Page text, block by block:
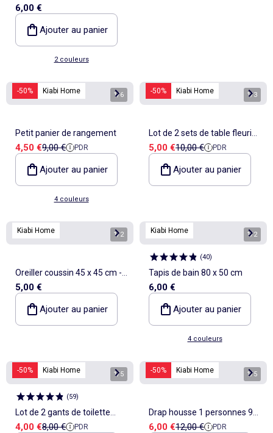
6,00 €
Ajouter au panier
2 couleurs
-50% Kiabi Home 1/6
Petit panier de rangement
Prix de vente
4,50 €Prix de référence
9,00 € PDR
Ajouter au panier
4 couleurs
-50% Kiabi Home 1/3
Lot de 2 sets de table fleuris
(32x45 cm)
Prix de vente
5,00 €Prix de référence
10,00 € PDR
Ajouter au panier
Kiabi Home 1/2
Oreiller coussin 45 x 45 cm -
Kiabi Home
5,00 €
Ajouter au panier
Kiabi Home 1/2
(40)
Tapis de bain 80 x 50 cm
6,00 €
Ajouter au panier
4 couleurs
-50% Kiabi Home 1/5
(59)
Lot de 2 gants de toilette
enfant - Kiabi Home
Prix de vente
4,00 €Prix de référence
8,00 € PDR
-50% Kiabi Home 1/5
Drap housse 1 personnes 90
x 190 en coton
Prix de vente
6,00 €Prix de référence
12,00 € PDR